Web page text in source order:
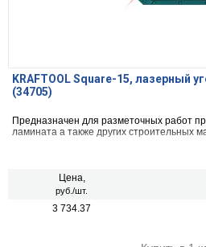
KRAFTOOL Square-15, лазерный
(34705)
Предназначен для разметочных работ
ламината а также других строительных
Цена,
руб./шт.
3 734.37